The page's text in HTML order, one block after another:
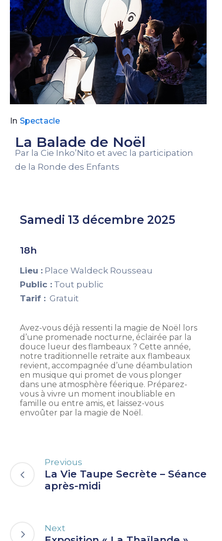
In Spectacle
La Balade de Noël
Par la Cie Inko’Nito et avec la participation
de la Ronde des Enfants
Samedi 13 décembre 2025
18h
Lieu : Place Waldeck Rousseau
Public : Tout public
Tarif : Gratuit
Avez-vous déjà ressenti la magie de Noël lors
d’une promenade nocturne, éclairée par la
douce lueur des flambeaux ? Cette année,
notre traditionnelle retraite aux flambeaux
revient, accompagnée d’une déambulation
en musique qui promet de vous plonger
dans une atmosphère féerique. Préparez-
vous à vivre un moment inoubliable en
famille ou entre amis, et laissez-vous
envoûter par la magie de Noël.
Previous
La Vie Taupe Secrète – Séance
après-midi
Next